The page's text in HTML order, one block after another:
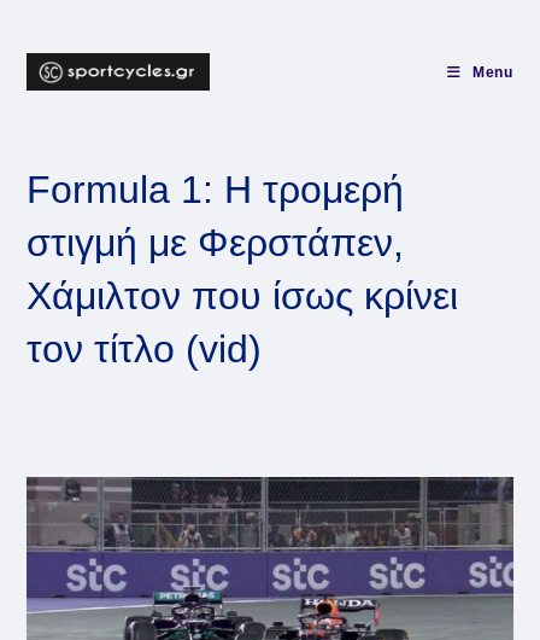
content
Menu
Formula 1: Η τρομερή
στιγμή με Φερστάπεν,
Χάμιλτον που ίσως κρίνει
τον τίτλο (vid)